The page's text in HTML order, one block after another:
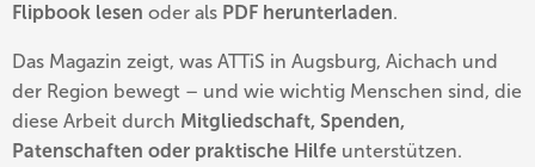
Flipbook lesen oder als PDF herunterladen.
Das Magazin zeigt, was ATTiS in Augsburg, Aichach und
der Region bewegt – und wie wichtig Menschen sind, die
diese Arbeit durch Mitgliedschaft, Spenden,
Patenschaften oder praktische Hilfe unterstützen.